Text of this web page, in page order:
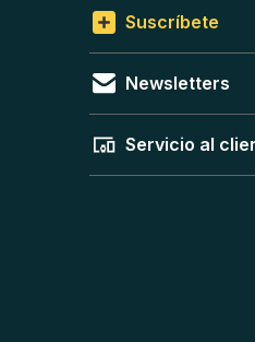
Suscríbete
Newsletters
Servicio al